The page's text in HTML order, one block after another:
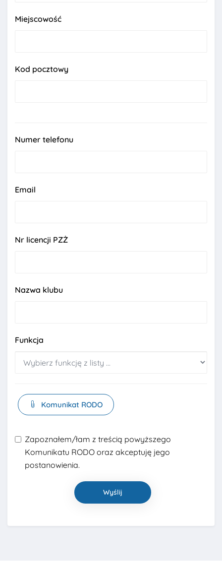
Miejscowość
Kod pocztowy
Numer telefonu
Email
Nr licencji PZŻ
Nazwa klubu
Funkcja
Komunikat RODO
Zapoznałem/łam z treścią powyższego
Komunikatu RODO oraz akceptuję jego
postanowienia.
Wyślij